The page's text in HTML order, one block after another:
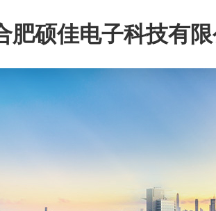
肥硕佳电子科技有